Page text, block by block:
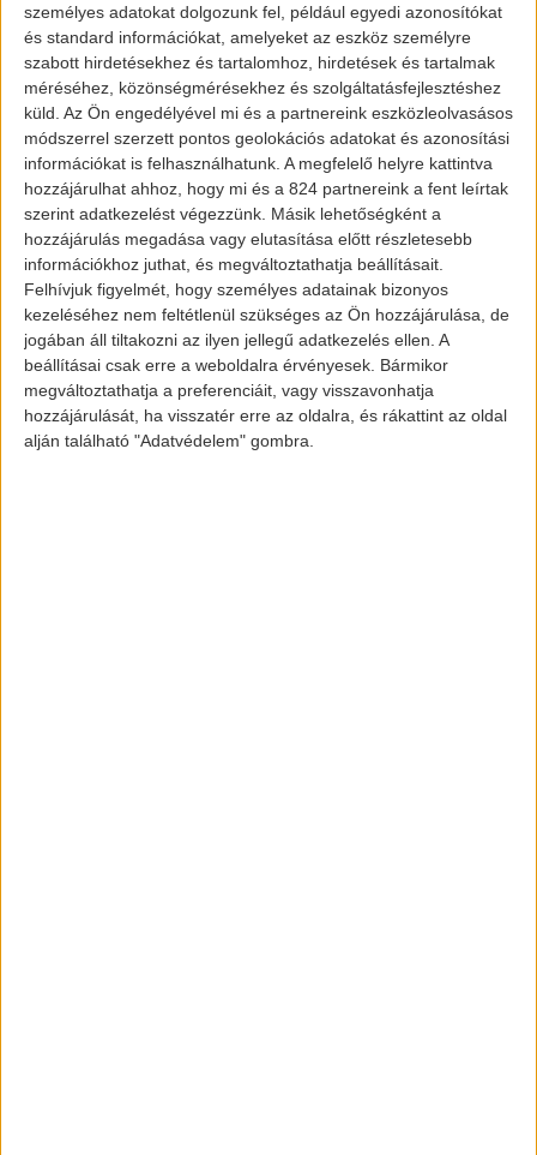
személyes adatokat dolgozunk fel, például egyedi azonosítókat
és standard információkat, amelyeket az eszköz személyre
szabott hirdetésekhez és tartalomhoz, hirdetések és tartalmak
méréséhez, közönségmérésekhez és szolgáltatásfejlesztéshez
küld. Az Ön engedélyével mi és a partnereink eszközleolvasásos
módszerrel szerzett pontos geolokációs adatokat és azonosítási
információkat is felhasználhatunk. A megfelelő helyre kattintva
hozzájárulhat ahhoz, hogy mi és a 824 partnereink a fent leírtak
szerint adatkezelést végezzünk. Másik lehetőségként a
hozzájárulás megadása vagy elutasítása előtt részletesebb
információkhoz juthat, és megváltoztathatja beállításait.
Felhívjuk figyelmét, hogy személyes adatainak bizonyos
kezeléséhez nem feltétlenül szükséges az Ön hozzájárulása, de
jogában áll tiltakozni az ilyen jellegű adatkezelés ellen. A
beállításai csak erre a weboldalra érvényesek. Bármikor
megváltoztathatja a preferenciáit, vagy visszavonhatja
hozzájárulását, ha visszatér erre az oldalra, és rákattint az oldal
alján található "Adatvédelem" gombra.
136 százalékkal javultak az előző év
azonos időszakához képest,ami a valaha
volt második legmagasabb eredmény.
Toyota bZ4X